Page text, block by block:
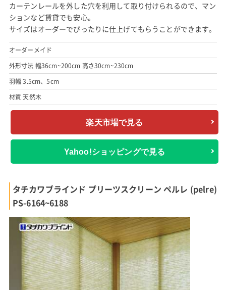
カーテンレールを外した穴を利用して取り付けられるので、マン
ションなど賃貸でも安心。
サイズはオーダーでぴったりに仕上げてもらうことができます。
オーダーメイド
外形寸法 幅36cm~200cm 高さ30cm~230cm
羽幅 3.5cm、5cm
材質 天然木
楽天市場で見る
Yahoo!ショッピングで見る
タチカワブラインド プリーツスクリーン ペルレ (pelre)
PS-6164~6188